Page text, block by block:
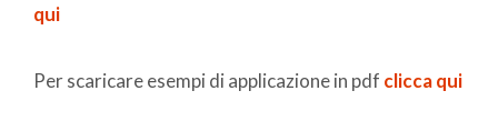
qui
Per scaricare esempi di applicazione in pdf clicca qui